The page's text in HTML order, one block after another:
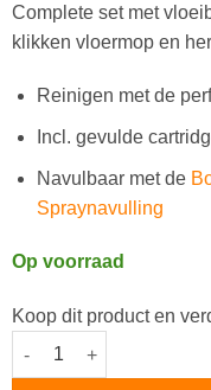
Complete set met
klikken vloermop en
Reinigen met de
Incl. gevulde
Navulbaar met de
Spraynavulling
Op voorraad
Koop dit product en
Bona Premium